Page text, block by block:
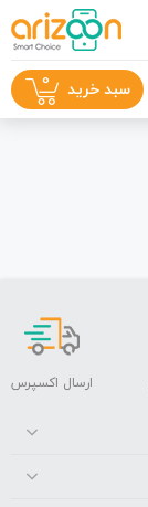
سبد خرید 0
ارسال اکسپرس